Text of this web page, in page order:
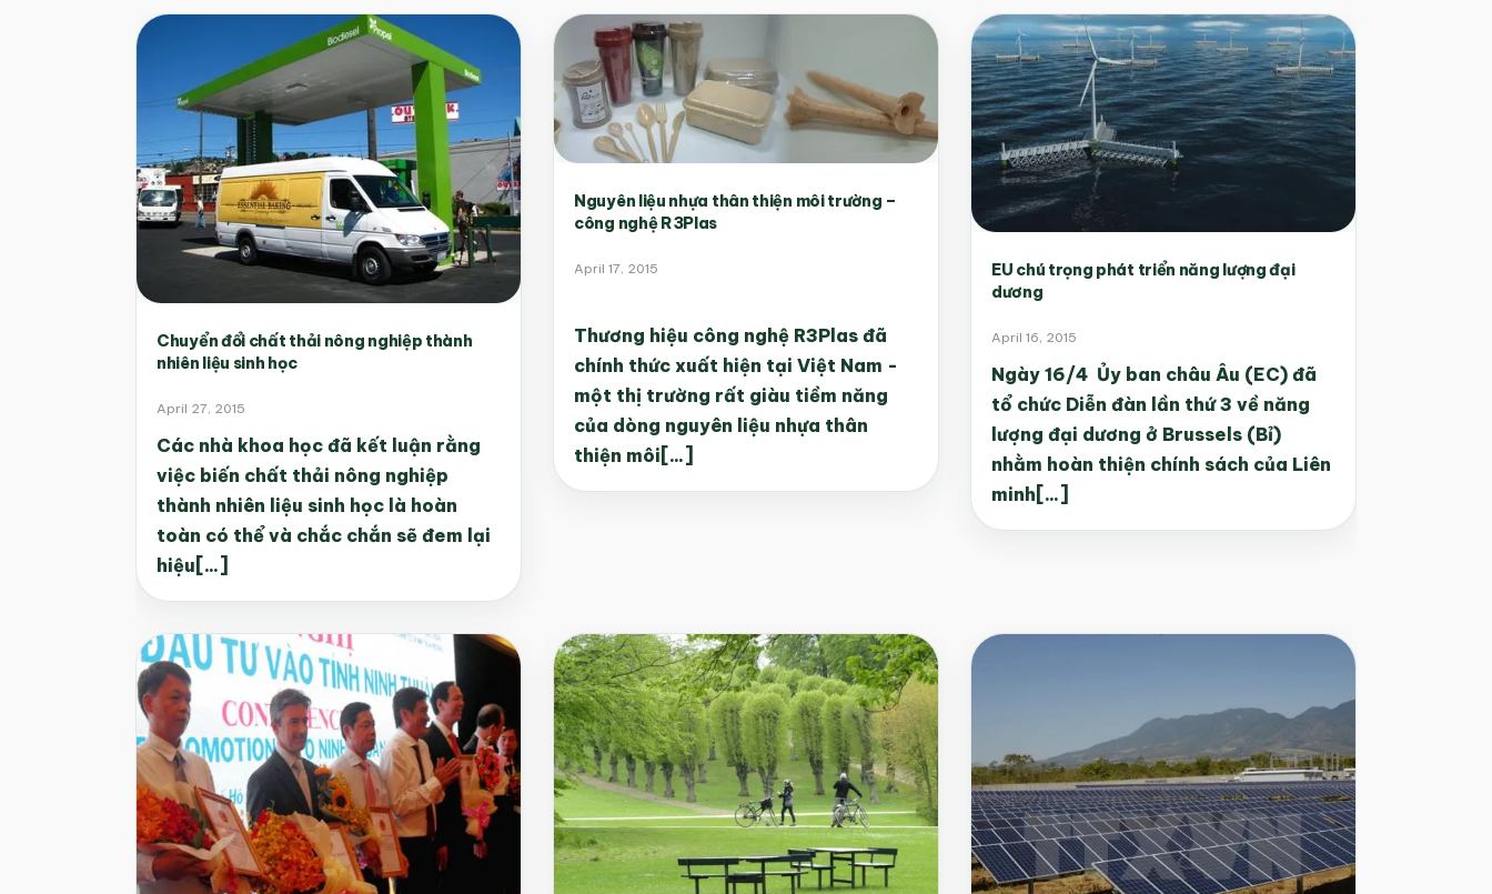
Chuyển đổi chất thải nông nghiệp thành
nhiên liệu sinh học
April 27, 2015
Các nhà khoa học đã kết luận rằng
việc biến chất thải nông nghiệp
thành nhiên liệu sinh học là hoàn
toàn có thể và chắc chắn sẽ đem lại
hiệu[...]
Nguyên liệu nhựa thân thiện môi trường –
công nghệ R3Plas
April 17, 2015
Thương hiệu công nghệ R3Plas đã
chính thức xuất hiện tại Việt Nam -
một thị trường rất giàu tiềm năng
của dòng nguyên liệu nhựa thân
thiện môi[...]
EU chú trọng phát triển năng lượng đại
dương
April 16, 2015
Ngày 16/4 Ủy ban châu Âu (EC) đã
tổ chức Diễn đàn lần thứ 3 về năng
lượng đại dương ở Brussels (Bỉ)
nhằm hoàn thiện chính sách của Liên
minh[...]